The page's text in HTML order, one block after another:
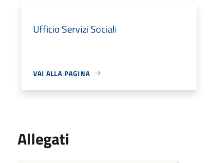
Ufficio Servizi Sociali
VAI ALLA PAGINA
Allegati